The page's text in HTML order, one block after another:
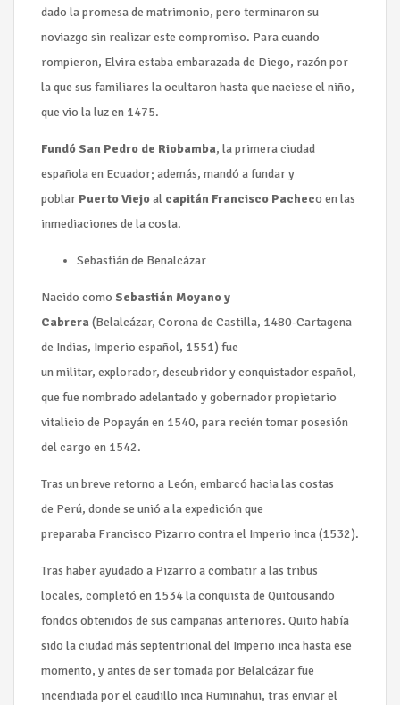
dado la promesa de matrimonio, pero terminaron su
noviazgo sin realizar este compromiso. Para cuando
rompieron, Elvira estaba embarazada de Diego, razón por
la que sus familiares la ocultaron hasta que naciese el niño,
que vio la luz en 1475.
Fundó San Pedro de Riobamba, la primera ciudad
española en Ecuador; además, mandó a fundar y
poblar Puerto Viejoal capitán Francisco Pacheco en las
inmediaciones de la costa.
Sebastián de Benalcázar
Nacido como Sebastián Moyano y
Cabrera (Belalcázar, Corona de Castilla, 1480-Cartagena
de Indias, Imperio español, 1551) fue
un militar, explorador, descubridor y conquistador español,
que fue nombrado adelantado y gobernador propietario
vitalicio de Popayán en 1540, para recién tomar posesión
del cargo en 1542.
Tras un breve retorno a León, embarcó hacia las costas
de Perú, donde se unió a la expedición que
preparaba Francisco Pizarro contra el Imperio inca (1532).
Tras haber ayudado a Pizarro a combatir a las tribus
locales, completó en 1534 la conquista de Quitousando
fondos obtenidos de sus campañas anteriores. Quito había
sido la ciudad más septentrional del Imperio inca hasta ese
momento, y antes de ser tomada por Belalcázar fue
incendiada por el caudillo inca Rumiñahui, tras enviar el